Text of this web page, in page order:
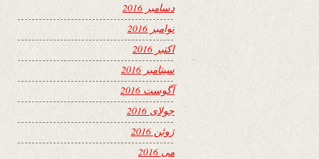
دسامبر 2016
نوامبر 2016
اکتبر 2016
سپتامبر 2016
آگوست 2016
جولای 2016
ژوئن 2016
می 2016